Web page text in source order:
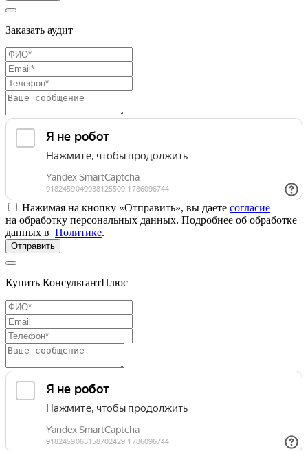
Заказать аудит
Нажимая на кнопку «Отправить», вы даете согласие
на обработку персональных данных. Подробнее об обработке
данных в Политике.
Отправить
Купить КонсультантПлюс